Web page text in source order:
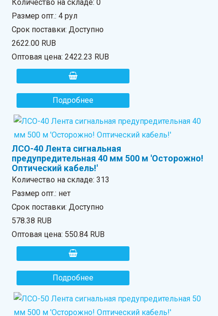
Количество на складе:0
Размер опт.: 4 рул
Срок поставки: Доступно
2622.00 RUB
Оптовая цена:2422.23 RUB
Подробнее
ЛСО-40 Лента сигнальная
предупредительная 40 мм 500 м 'Осторожно!
Оптический кабель!'
Количество на складе:313
Размер опт.: нет
Срок поставки: Доступно
578.38 RUB
Оптовая цена: 550.84 RUB
Подробнее